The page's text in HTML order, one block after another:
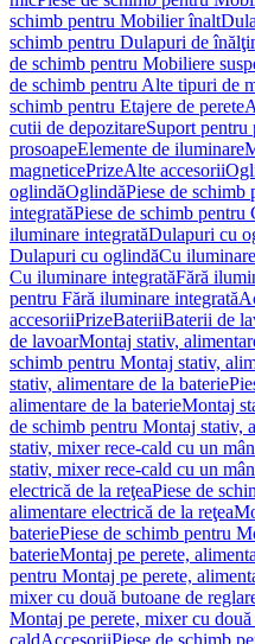
schimb pentru Mobilier înalt
schimb pentru Dulapuri de
de schimb pentru Mobiliere
de schimb pentru Alte tipuri de
schimb pentru Etajere de perete
cutii de depozitareSuport pentru
prosoapeElemente de iluminare
magneticePrizeAlte accesorii
oglindăOglindăPiese de schimb
integratăPiese de schimb pentru
iluminare integratăDulapuri cu
Dulapuri cu oglindăCu
Cu iluminare integratăFără
pentru Fără iluminare integrată
accesoriiPrizeBateriiBaterii de
de lavoarMontaj stativ,
schimb pentru Montaj stativ,
stativ, alimentare de la baterie
alimentare de la baterieMontaj
de schimb pentru Montaj stativ,
stativ, mixer rece-cald cu un
stativ, mixer rece-cald cu un
electrică de la reţeaPiese de
alimentare electrică de la reţea
bateriePiese de schimb pentru
baterieMontaj pe perete,
pentru Montaj pe perete,
mixer cu două butoane de
Montaj pe perete, mixer cu
caldAccesoriiPiese de schimb